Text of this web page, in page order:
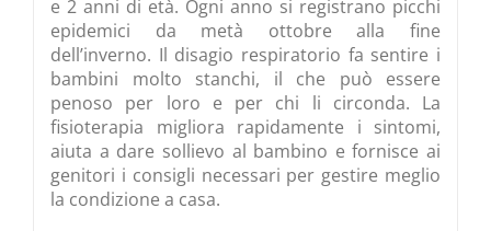
e 2 anni di età. Ogni anno si registrano picchi
epidemici da metà ottobre alla fine
dell’inverno. Il disagio respiratorio fa sentire i
bambini molto stanchi, il che può essere
penoso per loro e per chi li circonda. La
fisioterapia migliora rapidamente i sintomi,
aiuta a dare sollievo al bambino e fornisce ai
genitori i consigli necessari per gestire meglio
la condizione a casa.